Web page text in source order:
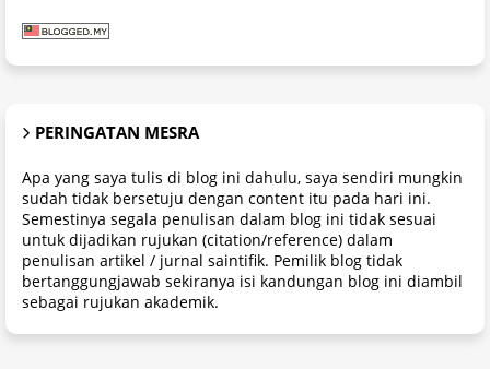
PERINGATAN MESRA
Apa yang saya tulis di blog ini dahulu, saya sendiri mungkin
sudah tidak bersetuju dengan content itu pada hari ini.
Semestinya segala penulisan dalam blog ini tidak sesuai
untuk dijadikan rujukan (citation/reference) dalam
penulisan artikel / jurnal saintifik. Pemilik blog tidak
bertanggungjawab sekiranya isi kandungan blog ini diambil
sebagai rujukan akademik.